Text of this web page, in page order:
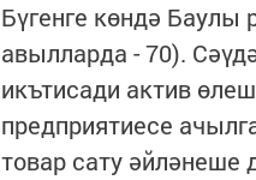
Бүгенге көндә
авылларда - 70).
икътисади актив
предприятиесе
товар сату әйләнеше